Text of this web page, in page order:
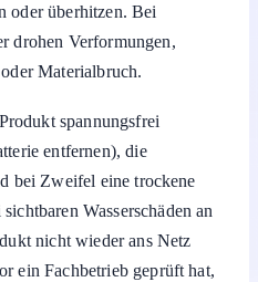
oder überhitzen. Bei
drohen Verformungen,
Materialbruch.
spannungsfrei
entfernen), die
bei Zweifel eine trockene
Wasserschäden an
nicht wieder ans Netz
ein Fachbetrieb geprüft hat,